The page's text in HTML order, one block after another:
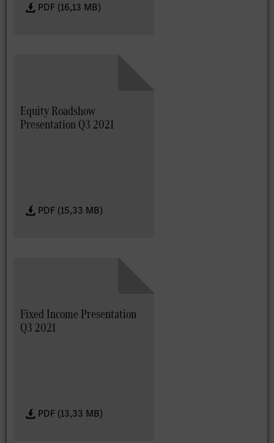
PDF (16,13 MB)
Equity Roadshow
Presentation Q3 2021
PDF (15,33 MB)
Fixed Income Presentation
Q3 2021
PDF (13,33 MB)